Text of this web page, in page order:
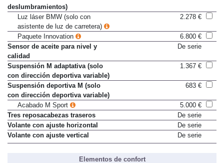
de carretera sin
deslumbramientos)
Luz láser BMW (solo con
asistente de luz de carretera)
Paquete Innovation
6.800 €
Sensor de aceite para nivel y
calidad
Suspensión M adaptativa (solo
con dirección deportiva variable)
Suspensión deportiva M (solo
con dirección deportiva variable)
Acabado M Sport
5.000 €
Tres reposacabezas traseros
De serie
Volante con ajuste horizontal
De serie
Volante con ajuste vertical
De serie